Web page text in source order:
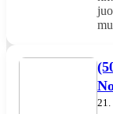
21.